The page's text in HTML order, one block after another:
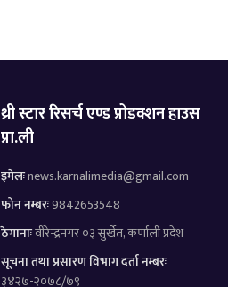
थ्री स्टार रिसर्च एण्ड प्रोडक्शन हाउस
प्रा.ली
इमेलःnews.karnalimedia@gmail.com
फोन नम्बरः9842653548
ठेगानाःवीरेन्द्रनगर ०३ सुर्खेत, कर्णाली प्रदेश
सूचना तथा प्रसारण विभाग दर्ता नम्बरः
३४२७-२०७८/७९